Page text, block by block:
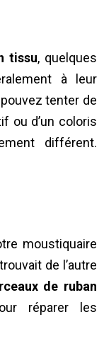
tissu, quelques
à leur
tenter de
ou d’un coloris
différent.
moustiquaire
de l’autre
de ruban
réparer les